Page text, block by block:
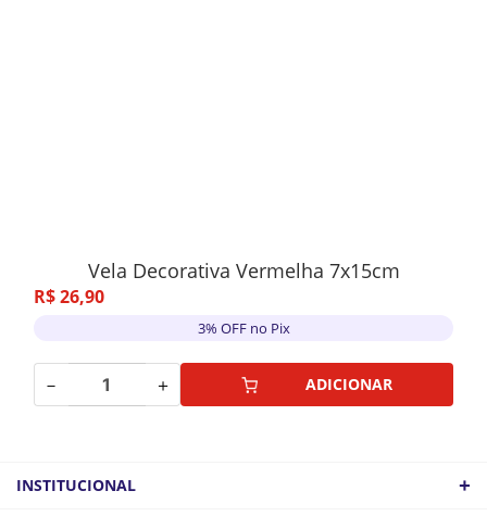
Vela Decorativa Vermelha 7x15cm
R$26,90
3% OFF no Pix
－ ＋ ADICIONAR
INSTITUCIONAL +